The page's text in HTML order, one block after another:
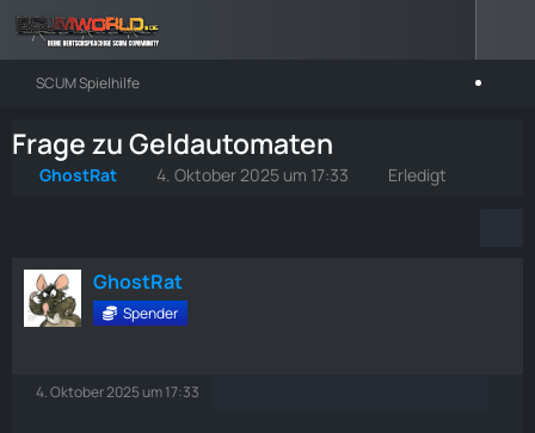
SCUM Spielhilfe
Frage zu Geldautomaten
GhostRat 4. Oktober 2025 um 17:33 Erledigt
GhostRat
Spender
4. Oktober 2025 um 17:33